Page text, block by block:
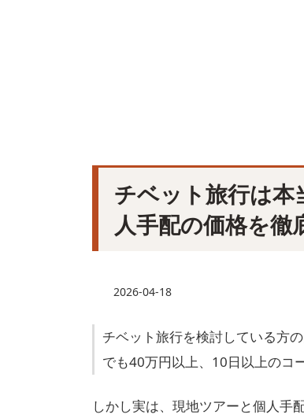
チベット旅行は本
人手配の価格を徹
最
新
日
時
2026-04-18
チベット旅行を検討している方
でも40万円以上、10日以上のコ
しかし実は、現地ツアーと個人手